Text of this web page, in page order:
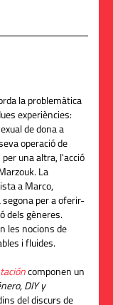
la problemàtica
experiències:
de dona a
operació de
una altra, l'acció
. La
a Marco,
per a oferir-
dels gèneres.
les nocions de
i fluides.
componen un
DIY y
del discurs de